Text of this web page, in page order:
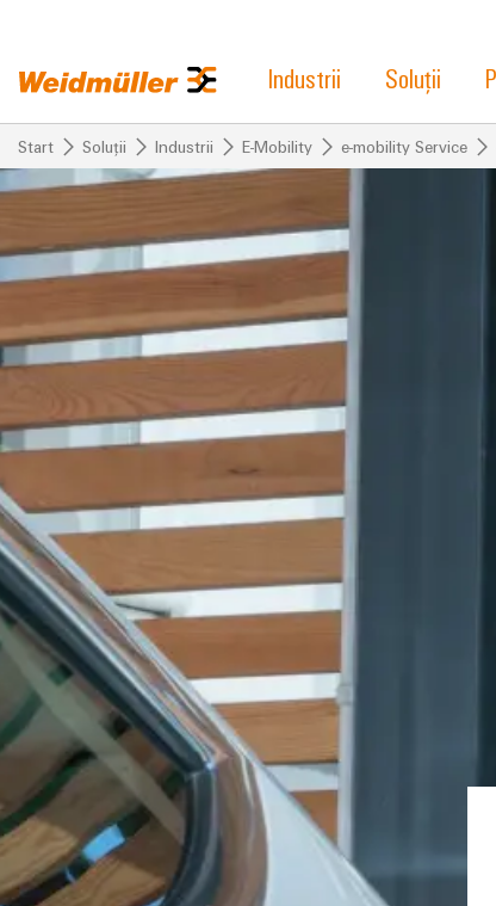
Industrii Soluții
Start Soluții Industrii E-Mobility e-mobility Service